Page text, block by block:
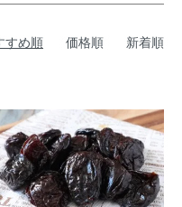
すめ順 価格順 新着順